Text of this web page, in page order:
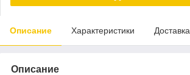
Описание Характеристики Доставка
Описание